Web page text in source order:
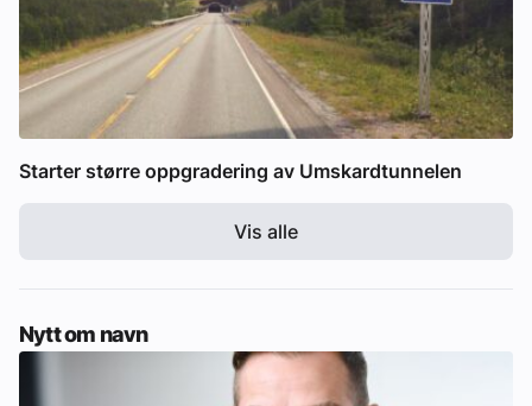
Starter større oppgradering av Umskardtunnelen
Vis alle
Nytt om navn